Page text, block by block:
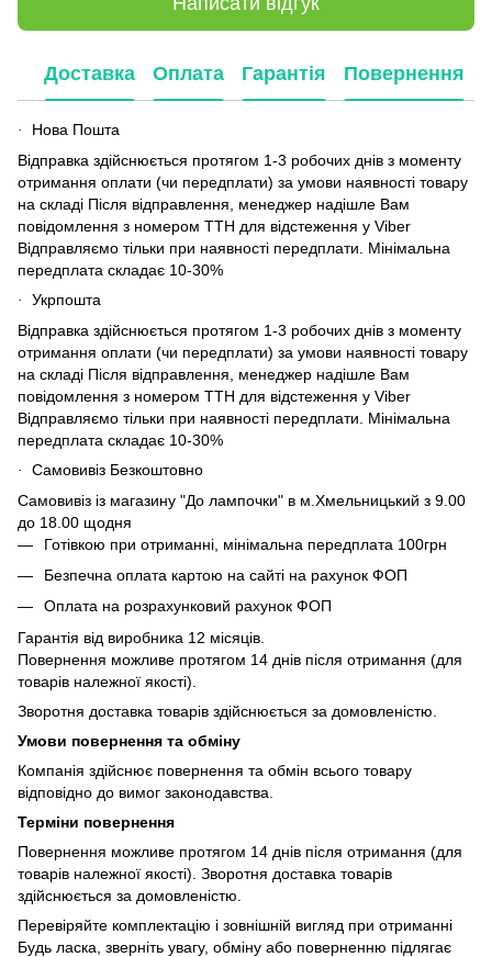
Доставка Оплата Гарантія Повернення
·
Нова Пошта
Відправка здійснюється протягом 1-3 робочих днів з моменту
отримання оплати (чи передплати) за умови наявності товару
на складі Після відправлення, менеджер надішле Вам
повідомлення з номером ТТН для відстеження у Viber
Відправляємо тільки при наявності передплати. Мінімальна
передплата складає 10-30%
·
Укрпошта
Відправка здійснюється протягом 1-3 робочих днів з моменту
отримання оплати (чи передплати) за умови наявності товару
на складі Після відправлення, менеджер надішле Вам
повідомлення з номером ТТН для відстеження у Viber
Відправляємо тільки при наявності передплати. Мінімальна
передплата складає 10-30%
·
Самовивіз Безкоштовно
Самовивіз із магазину "До лампочки" в м.Хмельницький з 9.00
до 18.00 щодня
Готівкою при отриманні, мінімальна передплата 100грн
Безпечна оплата картою на сайті на рахунок ФОП
Оплата на розрахунковий рахунок ФОП
Гарантія від виробника 12 місяців.
Повернення можливе протягом 14 днів після отримання (для
товарів належної якості).
Зворотня доставка товарів здійснюється за домовленістю.
Умови повернення та обміну
Компанія здійснює повернення та обмін всього товару
відповідно до вимог законодавства.
Терміни повернення
Повернення можливе протягом 14 днів після отримання (для
товарів належної якості). Зворотня доставка товарів
здійснюється за домовленістю.
Перевіряйте комплектацію і зовнішній вигляд при отриманні
Будь ласка, зверніть увагу, обміну або поверненню підлягає